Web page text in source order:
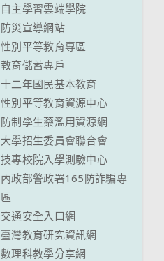
自主學習雲端學院
防災宣導網站
性別平等教育專區
教育儲蓄專戶
十二年國民基本教育
性別平等教育資源中心
防制學生藥濫用資源網
大學招生委員會聯合會
技專校院入學測驗中心
內政部警政署165防詐騙專
區
交通安全入口網
臺灣教育研究資訊網
數理科教學分享網